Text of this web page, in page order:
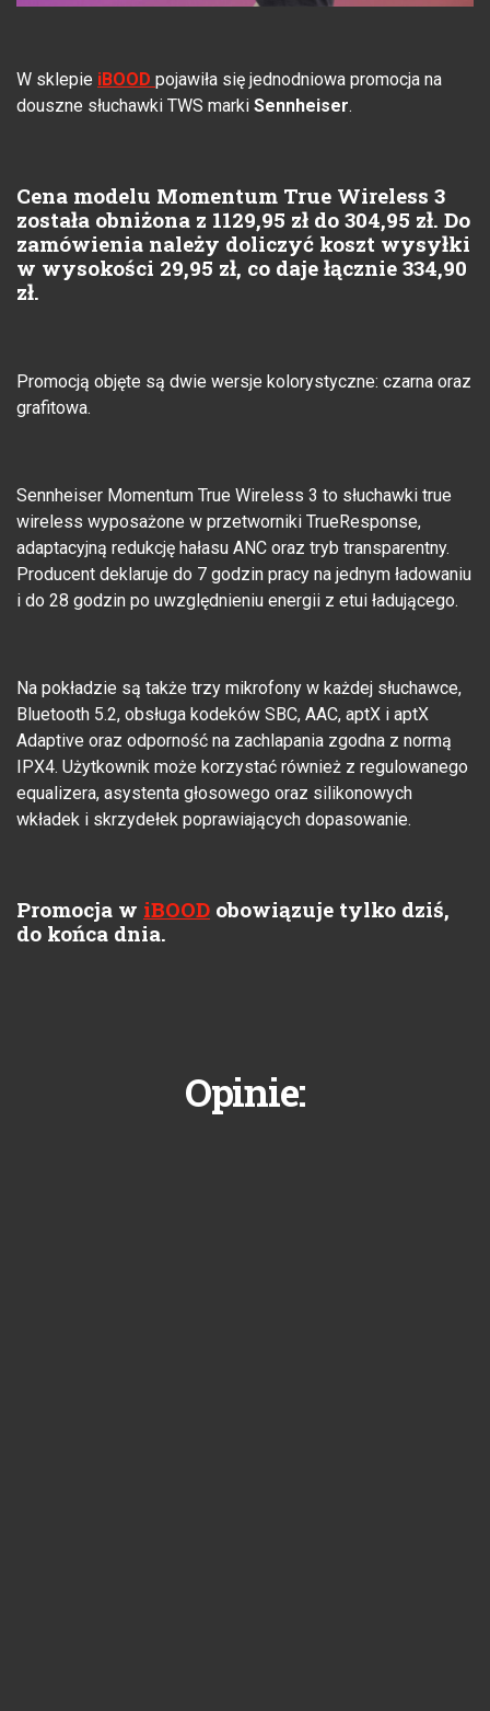
W sklepie iBOOD pojawiła się jednodniowa promocja na
douszne słuchawki TWS marki Sennheiser.
Cena modelu Momentum True Wireless 3
została obniżona z 1129,95 zł do 304,95 zł. Do
zamówienia należy doliczyć koszt wysyłki
w wysokości 29,95 zł, co daje łącznie 334,90
zł.
Promocją objęte są dwie wersje kolorystyczne: czarna oraz
grafitowa.
Sennheiser Momentum True Wireless 3 to słuchawki true
wireless wyposażone w przetworniki TrueResponse,
adaptacyjną redukcję hałasu ANC oraz tryb transparentny.
Producent deklaruje do 7 godzin pracy na jednym ładowaniu
i do 28 godzin po uwzględnieniu energii z etui ładującego.
Na pokładzie są także trzy mikrofony w każdej słuchawce,
Bluetooth 5.2, obsługa kodeków SBC, AAC, aptX i aptX
Adaptive oraz odporność na zachlapania zgodna z normą
IPX4. Użytkownik może korzystać również z regulowanego
equalizera, asystenta głosowego oraz silikonowych
wkładek i skrzydełek poprawiających dopasowanie.
Promocja w iBOOD obowiązuje tylko dziś,
do końca dnia.
Opinie: